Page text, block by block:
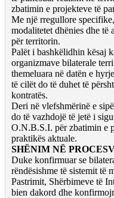
zbatimin e projekteve të
Me një rregullore
modalitetet dhënies dhe të
për territorin.
Palët i bashkëlidhin kësaj
organizmave bilaterale
themeluara në datën e
të cilët do të duhet të
kontratës.
Deri në vlefshmërinë e
do të vazhdojë të jetë i
O.N.B.S.I. për zbatimin e
praktikës aktuale.
SHËNIM NË
Duke konfirmuar se
rëndësishme të sistemit të
Pastrimit, Shërbimeve të
bien dakord dhe